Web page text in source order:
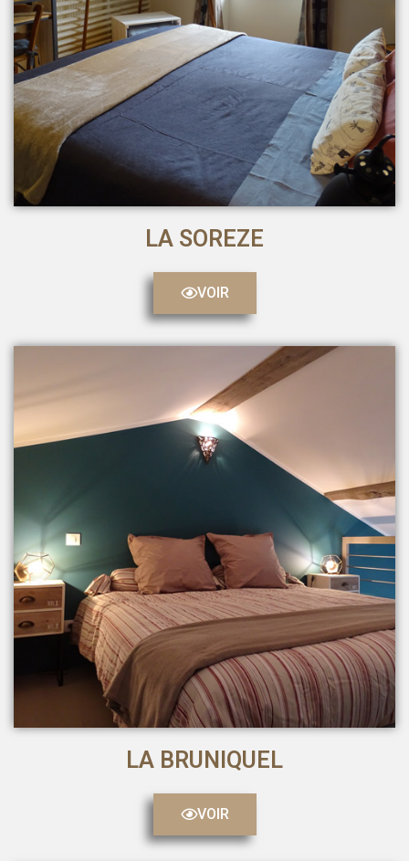
LA SOREZE
VOIR
LA BRUNIQUEL
VOIR